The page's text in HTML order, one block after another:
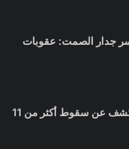
جدار الصمت: عقوبات
مجزرة في الجنوب: مصادر تكشف عن سقوط أكثر من 11